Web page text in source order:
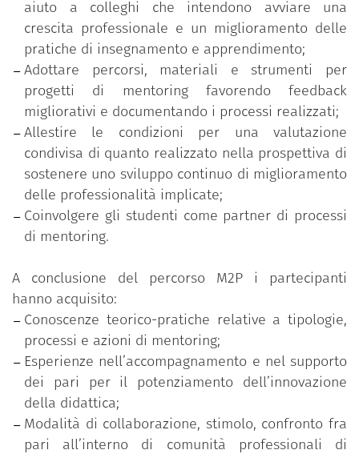
accompagnamento allo sviluppo;
una fase sperimentazione attiva nella quale da
un lato si pratica sul campo il ruolo di mentor
e mentee per una corretta interpretazione
delle dinamiche relazionali e dei processi di
accompagnamento e supporto, dall’altro lato si
valida l’impiego degli strumenti del mentoring
(accordo etico, peer-observation, relazione fra
pari, coinvolgimento degli studenti, utilizzo di
procedure e dispositivi di analisi, …);
una fase di supervisione come spazio di
rielaborazione personale e di gruppo utile per
rafforzare i livelli di consapevolezza in merito
agli approcci relazionali, ai valori e alle
pratiche adottate;
una fase di valutazione del progetto diretta a
individuare aspetti positivi e critici
dell’esperienza, in vista di possibili
miglioramenti e per azioni di sviluppo
implementale del mentoring nel contesto
dell’ateneo.
aiuto a colleghi che intendono avviare una
crescita professionale e un miglioramento delle
pratiche di insegnamento e apprendimento;
Adottare percorsi, materiali e strumenti per
progetti di mentoring favorendo feedback
migliorativi e documentando i processi realizzati;
Allestire le condizioni per una valutazione
condivisa di quanto realizzato nella prospettiva di
sostenere uno sviluppo continuo di miglioramento
delle professionalità implicate;
Coinvolgere gli studenti come partner di processi
di mentoring.
A conclusione del percorso M2P i partecipanti
hanno acquisito:
Conoscenze teorico-pratiche relative a tipologie,
processi e azioni di mentoring;
Esperienze nell’accompagnamento e nel supporto
dei pari per il potenziamento dell’innovazione
della didattica;
Modalità di collaborazione, stimolo, confronto fra
pari all’interno di comunità professionali di